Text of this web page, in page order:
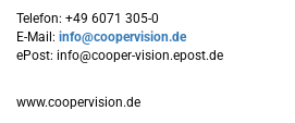
Telefon: +49 6071 305-0
E-Mail: info@coopervision.de
ePost: info@cooper-vision.epost.de
www.coopervision.de